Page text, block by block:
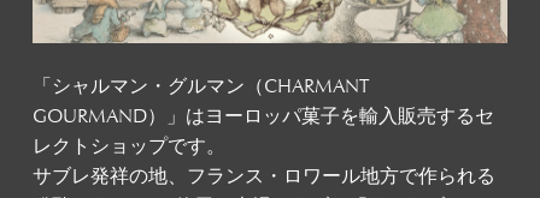
「シャルマン・グルマン（CHARMANT
GOURMAND）」はヨーロッパ菓子を輸入販売するセ
レクトショップです。
サブレ発祥の地、フランス・ロワール地方で作られる